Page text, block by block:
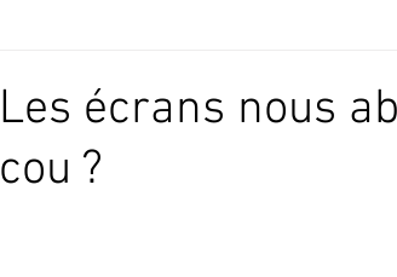
Les écrans nous
cou ?